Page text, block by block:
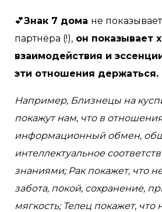
💕Знак 7 дома не
партнёра (!), он показывает
взаимодействия и
эти отношения держаться.
Например, Близнецы на
покажут нам, что в
информационный обмен,
интеллектуальное
знаниями; Рак покажет, что
забота, покой, сохранение,
мягкость; Телец покажет, что